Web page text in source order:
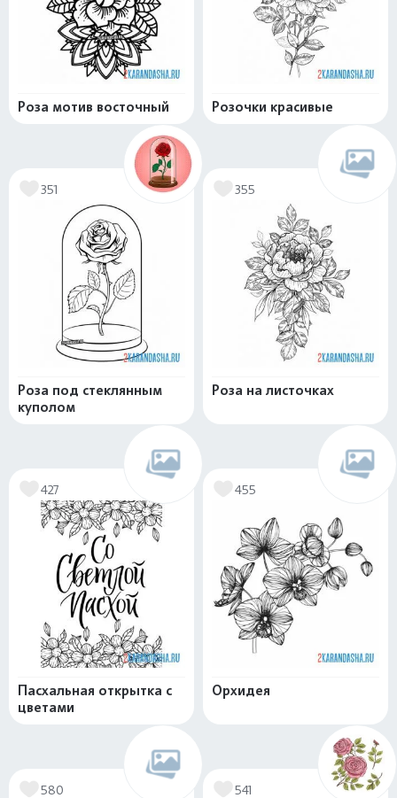
Роза мотив восточный Розочки красивые
351
Роза под стеклянным
куполом
355
Роза на листочках
427
Пасхальная открытка с
цветами
455
Орхидея
580 541